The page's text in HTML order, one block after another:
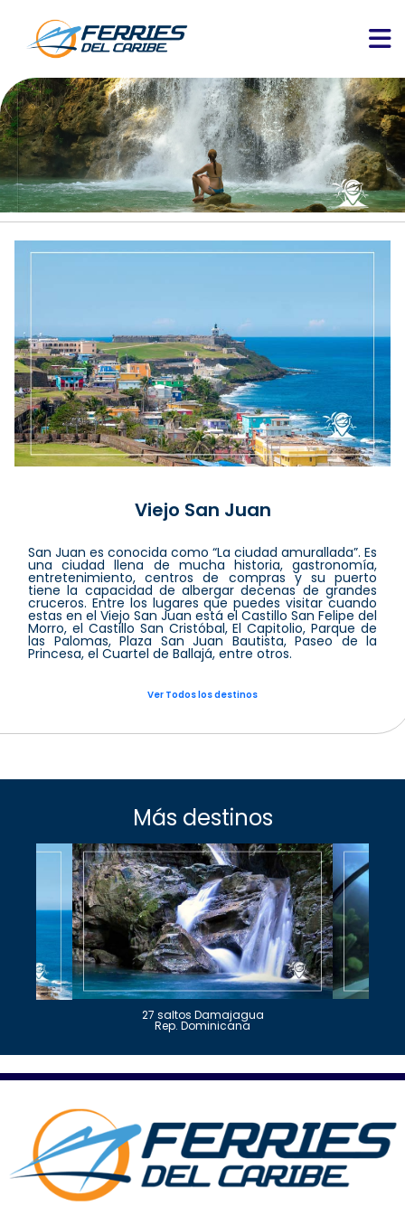
Viejo San Juan
San Juan es conocida como “La ciudad amurallada”. Es
una ciudad llena de mucha historia, gastronomía,
entretenimiento, centros de compras y su puerto
tiene la capacidad de albergar decenas de grandes
cruceros. Entre los lugares que puedes visitar cuando
estas en el Viejo San Juan está el Castillo San Felipe del
Morro, el Castillo San Cristóbal, El Capitolio, Parque de
las Palomas, Plaza San Juan Bautista, Paseo de la
Princesa, el Cuartel de Ballajá, entre otros.
Ver Todos los destinos
Más destinos
27 saltos Damajagua
Rep. Dominicana